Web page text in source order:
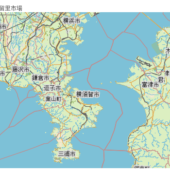
里市場